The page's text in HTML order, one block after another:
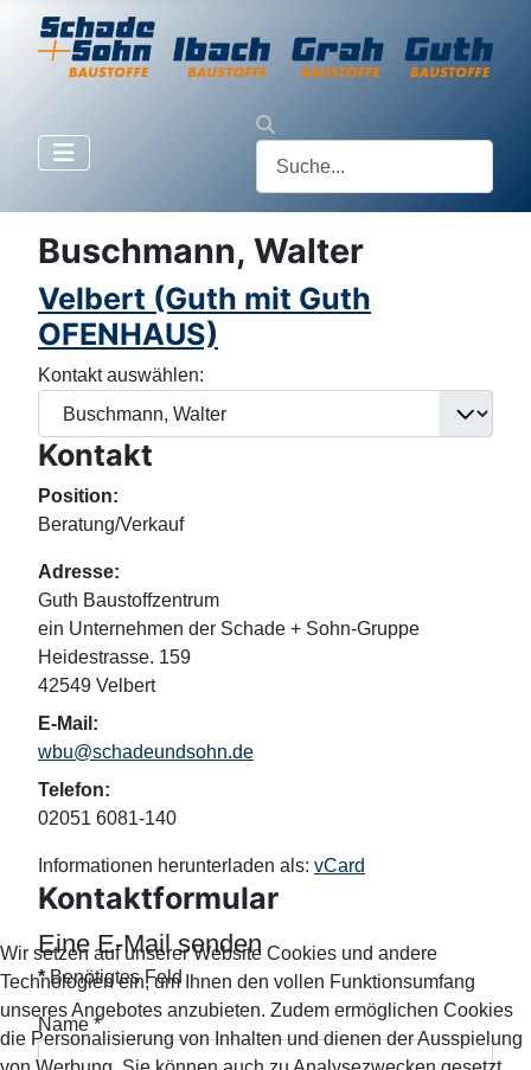
Buschmann, Walter
Velbert (Guth mit Guth
OFENHAUS)
Kontakt auswählen:
Kontakt
Position:
Beratung/Verkauf
Adresse:
Guth Baustoffzentrum
ein Unternehmen der Schade + Sohn-Gruppe
Heidestrasse. 159
42549 Velbert
E-Mail:
wbu@schadeundsohn.de
Telefon:
02051 6081-140
Informationen herunterladen als: vCard
Kontaktformular
Eine E-Mail senden
*Benötigtes Feld
Name *
Wir setzen auf unserer Website Cookies und andere
Technologien ein, um Ihnen den vollen Funktionsumfang
unseres Angebotes anzubieten. Zudem ermöglichen Cookies
die Personalisierung von Inhalten und dienen der Ausspielung